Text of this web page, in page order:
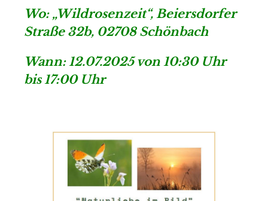
Wo: „Wildrosenzeit“, Beiersdorfer
Straße 32b, 02708 Schönbach
Wann: 12.07.2025 von 10:30 Uhr
bis 17:00 Uhr